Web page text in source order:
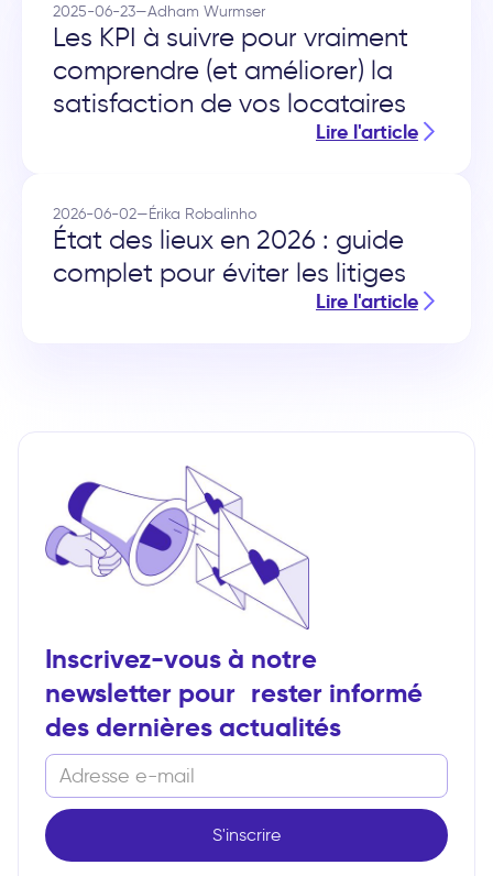
2025-06-23—Adham Wurmser
Les KPI à suivre pour vraiment
comprendre (et améliorer) la
satisfaction de vos locataires
Lire l'article
2026-06-02—Érika Robalinho
État des lieux en 2026 : guide
complet pour éviter les litiges
Lire l'article
Inscrivez-vous à notre
newsletter pour rester informé
des dernières actualités